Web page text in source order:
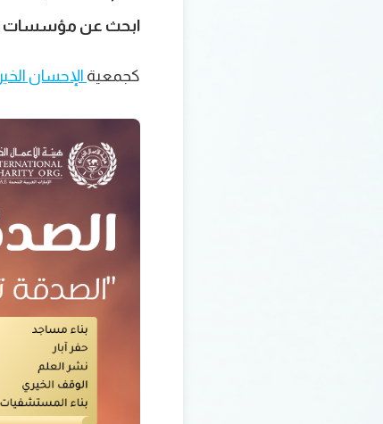
ابحث عن مؤسسات
كجمعية الإحسان